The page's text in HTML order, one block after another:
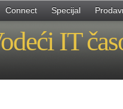
Connect Specijal
IT